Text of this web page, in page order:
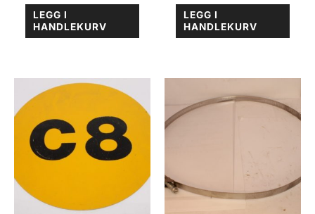
LEGG I
HANDLEKURV
LEGG I
HANDLEKURV